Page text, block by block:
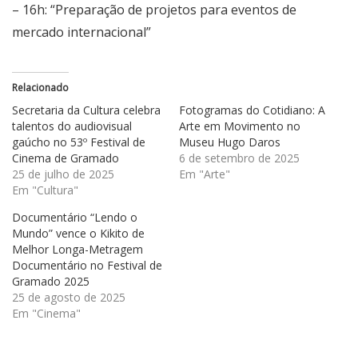
– 16h: “Preparação de projetos para eventos de
mercado internacional”
Relacionado
Secretaria da Cultura celebra
talentos do audiovisual
gaúcho no 53º Festival de
Cinema de Gramado
25 de julho de 2025
Em "Cultura"
Fotogramas do Cotidiano: A
Arte em Movimento no
Museu Hugo Daros
6 de setembro de 2025
Em "Arte"
Documentário “Lendo o
Mundo” vence o Kikito de
Melhor Longa-Metragem
Documentário no Festival de
Gramado 2025
25 de agosto de 2025
Em "Cinema"